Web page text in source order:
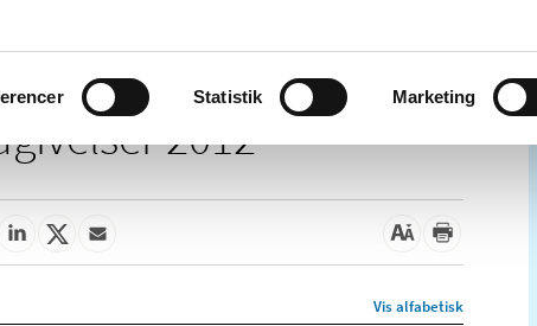
Statistik Marketing
2012
Vis alfabetisk